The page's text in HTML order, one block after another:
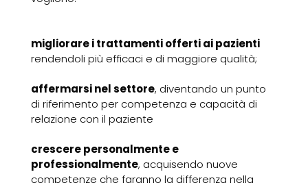
migliorare i trattamenti offerti ai pazienti
rendendoli più efficaci e di maggiore qualità;
affermarsi nel settore, diventando un punto
di riferimento per competenza e capacità di
relazione con il paziente
crescere personalmente e
professionalmente, acquisendo nuove
competenze che faranno la differenza nella